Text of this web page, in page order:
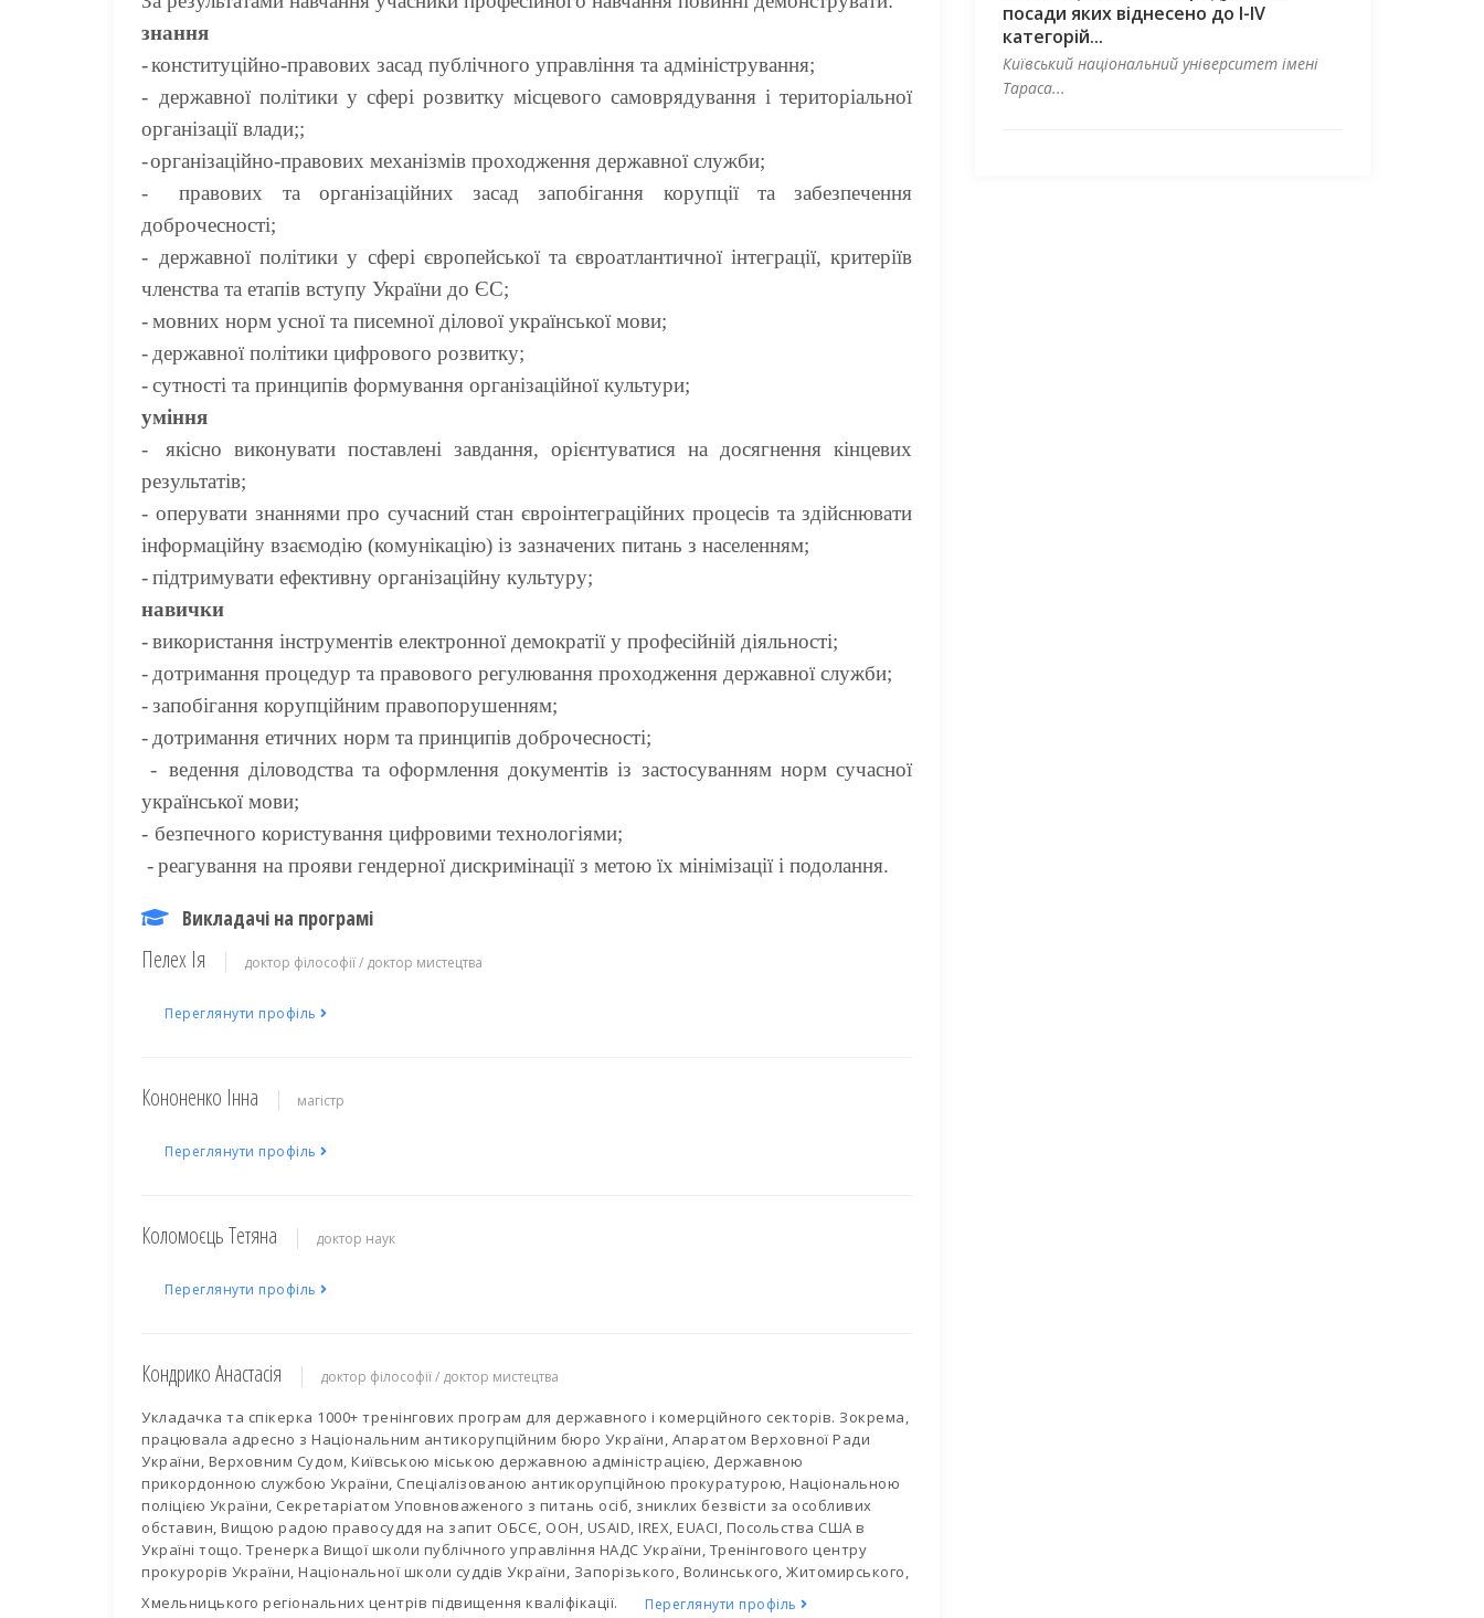
знання
-конституційно-правових засад публічного управління та адміністрування;
- державної політики у сфері розвитку місцевого самоврядування і територіальної
організації влади;;
-організаційно-правових механізмів проходження державної служби;
-
правових та організаційних засад запобігання корупції та забезпечення
доброчесності;
- державної політики у сфері європейської та євроатлантичної інтеграції,критеріїв
членства та етапів вступу України до ЄС;
-мовних норм усної та писемної ділової української мови;
-державної політики цифрового розвитку;
-сутності та принципів формування організаційної культури;
уміння
-
якісно виконувати поставлені завдання, орієнтуватися на досягнення кінцевих
результатів;
- оперувати знаннями про сучасний стан євроінтеграційних процесів та здійснювати
інформаційну взаємодію (комунікацію) із зазначених питань з населенням;
-підтримувати ефективну організаційну культуру;
навички
-використання інструментів електронної демократії у професійній діяльності;
-дотримання процедур та правового регулювання проходження державної служби;
-запобігання корупційним правопорушенням;
-дотримання етичних норм та принципів доброчесності;
- ведення діловодства та оформлення документів із застосуванням норм сучасної
української мови;
- безпечного користування цифровими технологіями;
-реагування на прояви гендерної дискримінації з метою їх мінімізації і подолання.
Викладачі на програмі
Пелех Ія доктор філософії / доктор мистецтва
Переглянути профіль
Кононенко Інна магістр
Переглянути профіль
Коломоєць Тетяна доктор наук
Переглянути профіль
Кондрико Анастасія доктор філософії / доктор мистецтва
Укладачка та спікерка 1000+ тренінгових програм для державного і комерційного секторів. Зокрема,
працювала адресно з Національним антикорупційним бюро України, Апаратом Верховної Ради
України, Верховним Судом, Київською міською державною адміністрацією, Державною
прикордонною службою України, Спеціалізованою антикорупційною прокуратурою, Національною
поліцією України, Секретаріатом Уповноваженого з питань осіб, зниклих безвісти за особливих
обставин, Вищою радою правосуддя на запит ОБСЄ, ООН, USAID, IREX, EUACI, Посольства США в
Україні тощо. Тренерка Вищої школи публічного управління НАДС України, Тренінгового центру
прокурорів України, Національної школи суддів України, Запорізького, Волинського, Житомирського,
Хмельницького регіональних центрів підвищення кваліфікації.
Переглянути профіль
посади яких віднесено до І-ІV
категорій...
Київський національний університет імені
Тараса...